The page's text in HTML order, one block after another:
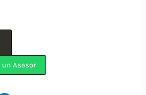
un Asesor